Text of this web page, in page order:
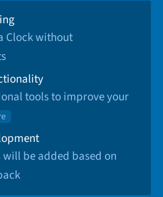
Clock without
tools to improve your
will be added based on